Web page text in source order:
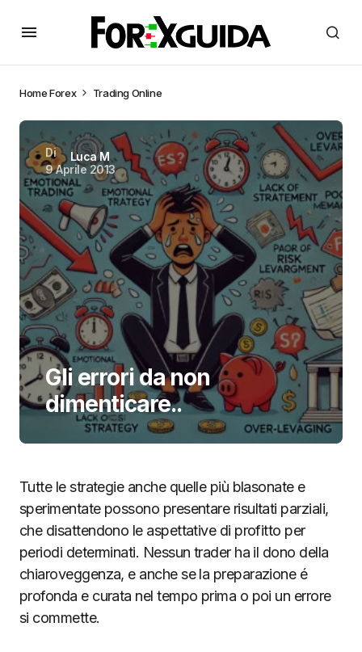
HomeForex Trading Online
Di
Luca M
9 Aprile 2013
Gli errori da non
dimenticare..
Tutte le strategie anche quelle più blasonate e
sperimentate possono presentare risultati parziali,
che disattendono le aspettative di profitto per
periodi determinati. Nessun trader ha il dono della
chiaroveggenza, e anche se la preparazione é
profonda e curata nel tempo prima o poi un errore
si commette.